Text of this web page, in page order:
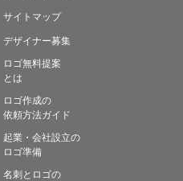
サイトマップ
デザイナー募集
ロゴ無料提案
とは
ロゴ作成の
依頼方法ガイド
起業・会社設立の
ロゴ準備
名刺とロゴの